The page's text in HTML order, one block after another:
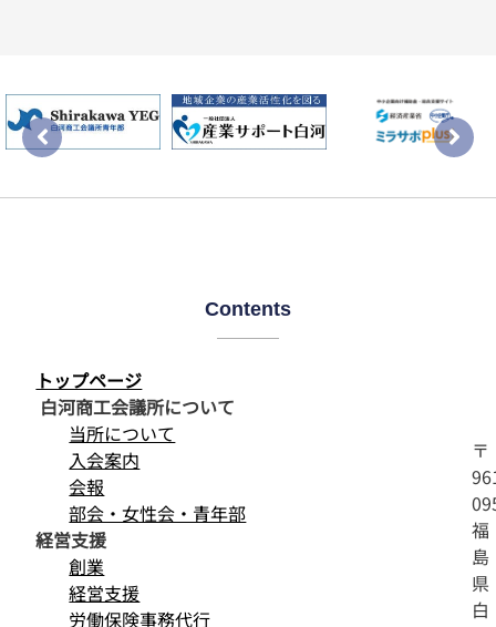
〒
福
島
県
白
Contents
トップページ
白河商工会議所について
当所について
入会案内
会報
部会・女性会・青年部
経営支援
創業
経営支援
労働保険事務代行